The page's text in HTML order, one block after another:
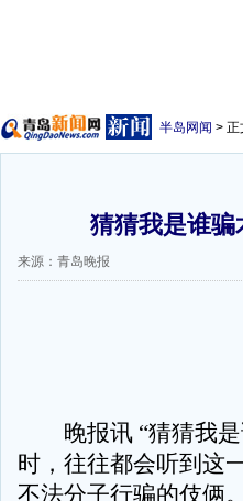
半岛网闻 > 正
猜猜我是谁
来源：青岛晚报
晚报讯 “猜猜我是
时，往往都会听到这
不法分子行骗的伎俩